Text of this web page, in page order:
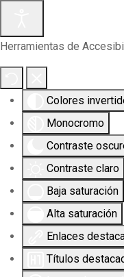
Herramientas de
Colores
Monocromo
Contraste
Contraste claro
Baja saturación
Alta saturación
Enlaces
Títulos